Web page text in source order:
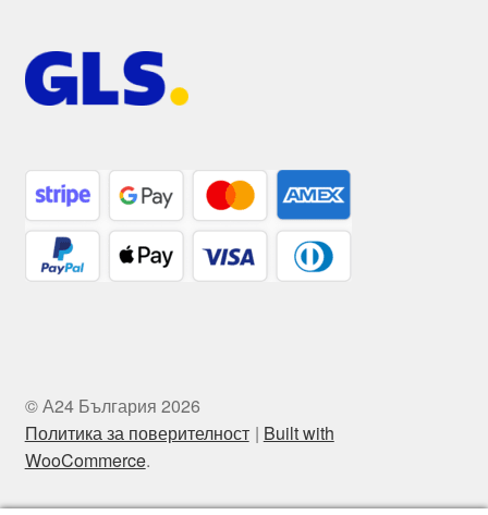
© А24 България 2026
Политика за поверителност
Built with
WooCommerce.